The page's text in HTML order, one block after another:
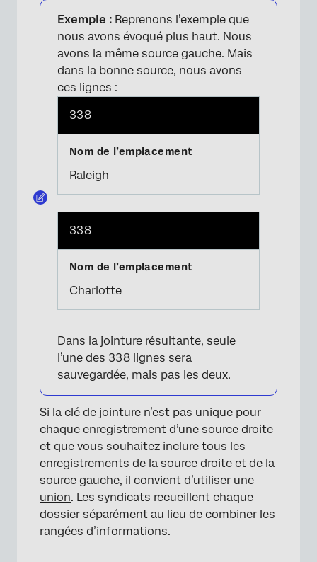
Exemple : Reprenons l’exemple que
nous avons évoqué plus haut. Nous
avons la même source gauche. Mais
dans la bonne source, nous avons
ces lignes :
338
Raleigh
338
Charlotte
Dans la jointure résultante, seule
l’une des 338 lignes sera
sauvegardée, mais pas les deux.
Si la clé de jointure n’est pas unique pour
chaque enregistrement d’une source droite
et que vous souhaitez inclure tous les
enregistrements de la source droite et de la
source gauche, il convient d’utiliser une
union. Les syndicats recueillent chaque
dossier séparément au lieu de combiner les
rangées d’informations.